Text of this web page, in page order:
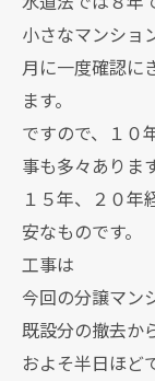
小さなマンショ
月に一度確認に
ます。
ですので、１０
事も多々あります
１５年、２０年
安なものです。
工事は
今回の分譲マン
既設分の撤去か
およそ半日ほど